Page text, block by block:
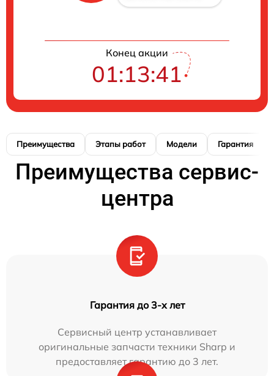
Конец акции
01:13:41
Преимущества Этапы работ Модели Гарантия
Преимущества сервис-
центра
Гарантия до 3-х лет
Сервисный центр устанавливает
оригинальные запчасти техники Sharp и
предоставляет гарантию до 3 лет.